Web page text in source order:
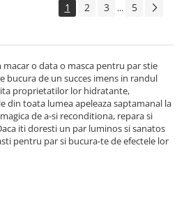
1 2 3 ... 5
o data o masca pentru par stie
bucura de un succes imens in randul
proprietatilor lor hidratante,
din toata lumea apeleaza saptamanal la
de a-si reconditiona, repara si
iti doresti un par luminos si sanatos
pentru par si bucura-te de efectele lor